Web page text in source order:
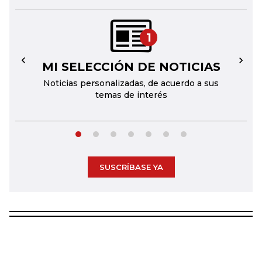
1
MI SELECCIÓN DE NOTICIAS
Noticias personalizadas, de acuerdo a sus
temas de interés
← →
SUSCRÍBASE YA